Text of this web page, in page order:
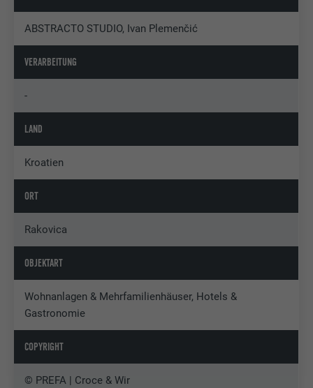
ABSTRACTO STUDIO, Ivan Plemenčić
VERARBEITUNG
-
LAND
Kroatien
ORT
Rakovica
OBJEKTART
Wohnanlagen & Mehrfamilienhäuser, Hotels &
Gastronomie
COPYRIGHT
© PREFA | Croce & Wir